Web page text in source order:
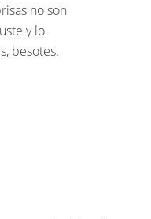
no son
y lo
besotes.